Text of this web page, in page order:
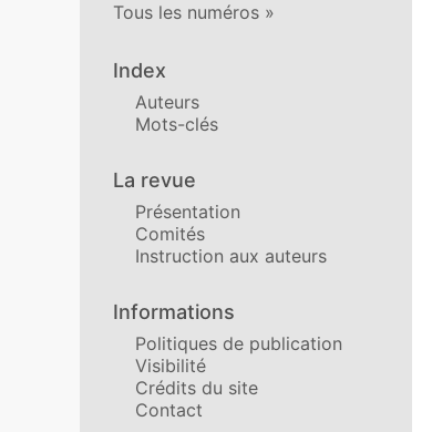
Tous les numéros
Index
Auteurs
Mots-clés
La revue
Présentation
Comités
Instruction aux auteurs
Informations
Politiques de publication
Visibilité
Crédits du site
Contact